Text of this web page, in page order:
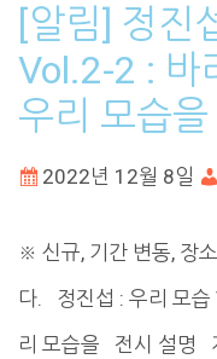
[알림] 정진
Vol.2-2 : 바
우리 모습을
2022년 12월 8일
※ 신규, 기간 변동, 장
다. 정진섭 : 우리 모습
리 모습을 전시 설명